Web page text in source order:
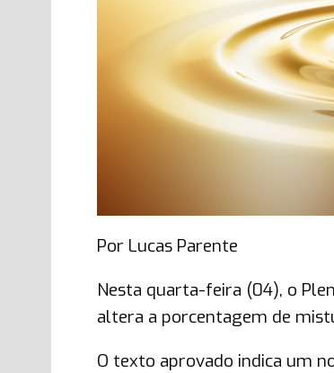
Por Lucas Parente
Nesta quarta-feira (04), o
altera a porcentagem de
O texto aprovado indica um